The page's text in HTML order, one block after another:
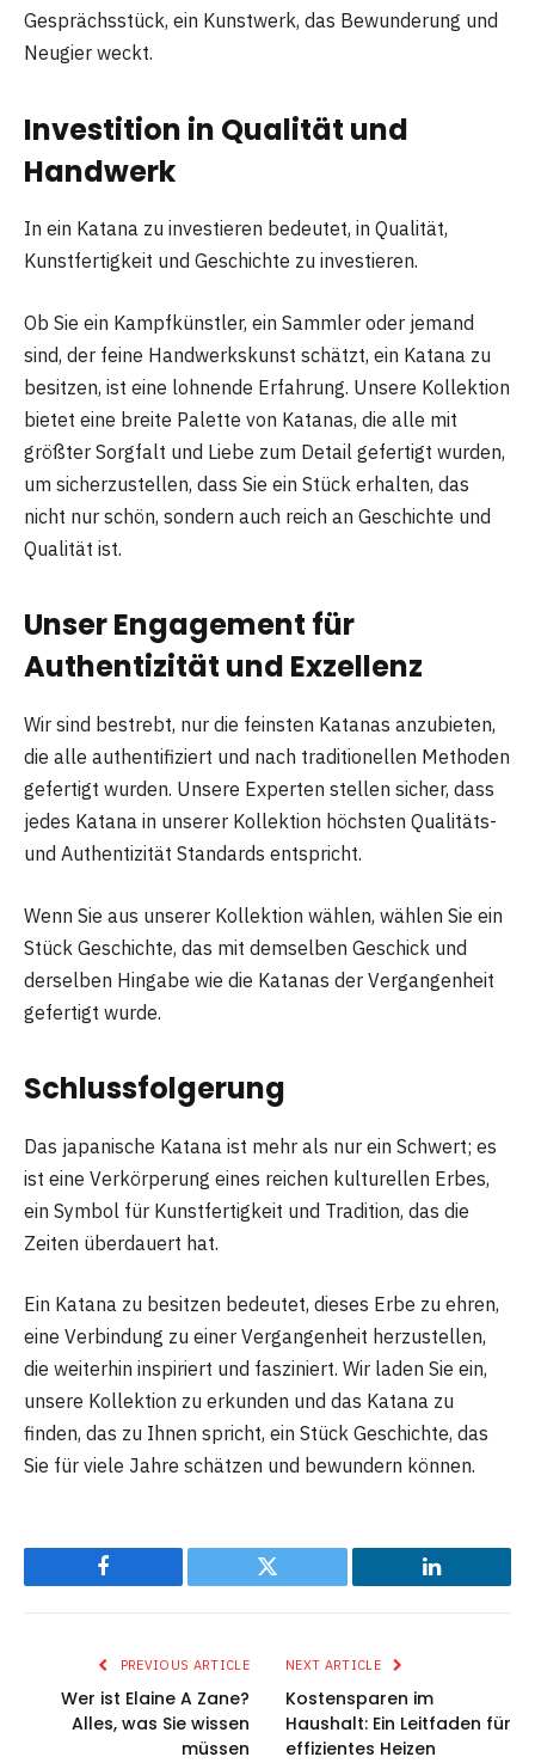
Gesprächsstück, ein Kunstwerk, das Bewunderung und
Neugier weckt.
Investition in Qualität und
Handwerk
In ein Katana zu investieren bedeutet, in Qualität,
Kunstfertigkeit und Geschichte zu investieren.
Ob Sie ein Kampfkünstler, ein Sammler oder jemand
sind, der feine Handwerkskunst schätzt, ein Katana zu
besitzen, ist eine lohnende Erfahrung. Unsere Kollektion
bietet eine breite Palette von Katanas, die alle mit
größter Sorgfalt und Liebe zum Detail gefertigt wurden,
um sicherzustellen, dass Sie ein Stück erhalten, das
nicht nur schön, sondern auch reich an Geschichte und
Qualität ist.
Unser Engagement für
Authentizität und Exzellenz
Wir sind bestrebt, nur die feinsten Katanas anzubieten,
die alle authentifiziert und nach traditionellen Methoden
gefertigt wurden. Unsere Experten stellen sicher, dass
jedes Katana in unserer Kollektion höchsten Qualitäts-
und Authentizität Standards entspricht.
Wenn Sie aus unserer Kollektion wählen, wählen Sie ein
Stück Geschichte, das mit demselben Geschick und
derselben Hingabe wie die Katanas der Vergangenheit
gefertigt wurde.
Schlussfolgerung
Das japanische Katana ist mehr als nur ein Schwert; es
ist eine Verkörperung eines reichen kulturellen Erbes,
ein Symbol für Kunstfertigkeit und Tradition, das die
Zeiten überdauert hat.
Ein Katana zu besitzen bedeutet, dieses Erbe zu ehren,
eine Verbindung zu einer Vergangenheit herzustellen,
die weiterhin inspiriert und fasziniert. Wir laden Sie ein,
unsere Kollektion zu erkunden und das Katana zu
finden, das zu Ihnen spricht, ein Stück Geschichte, das
Sie für viele Jahre schätzen und bewundern können.
Facebook Twitter LinkedIn
PREVIOUS ARTICLE
Wer ist Elaine A Zane?
Alles, was Sie wissen
müssen
NEXT ARTICLE
Kostensparen im
Haushalt: Ein Leitfaden für
effizientes Heizen